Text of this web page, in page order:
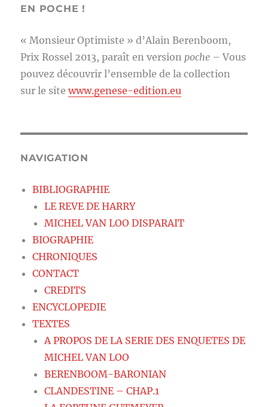
EN POCHE !
« Monsieur Optimiste » d’Alain Berenboom,
Prix Rossel 2013, paraît en version poche – Vous
pouvez découvrir l’ensemble de la collection
sur le sitewww.genese-edition.eu
NAVIGATION
BIBLIOGRAPHIE
LE REVE DE HARRY
MICHEL VAN LOO DISPARAIT
BIOGRAPHIE
CHRONIQUES
CONTACT
CREDITS
ENCYCLOPEDIE
TEXTES
A PROPOS DE LA SERIE DES ENQUETES DE
MICHEL VAN LOO
BERENBOOM-BARONIAN
CLANDESTINE – CHAP.1